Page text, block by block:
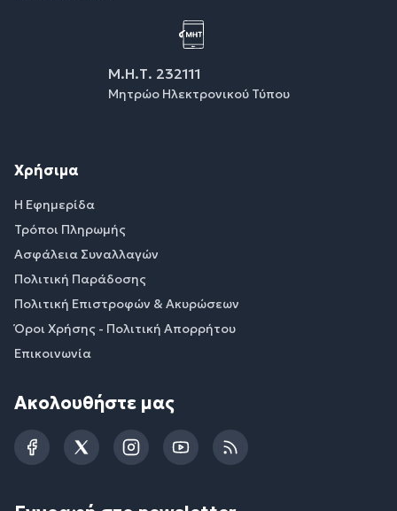
Μ.Η.Τ. 232111
Μητρώο Ηλεκτρονικού Τύπου
Χρήσιμα
Η Εφημερίδα
Τρόποι Πληρωμής
Ασφάλεια Συναλλαγών
Πολιτική Παράδοσης
Πολιτική Επιστροφών & Ακυρώσεων
Όροι Χρήσης - Πολιτική Απορρήτου
Επικοινωνία
Ακολουθήστε μας
FacebookTwitterInstagramYouTubeRSS